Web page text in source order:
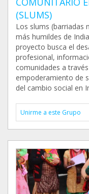
(SLUMS)
Los slums (barriadas
más humildes de
proyecto busca el
profesional,
comunidades a
empoderamiento de
del cambio social en
Unirme a este Grupo